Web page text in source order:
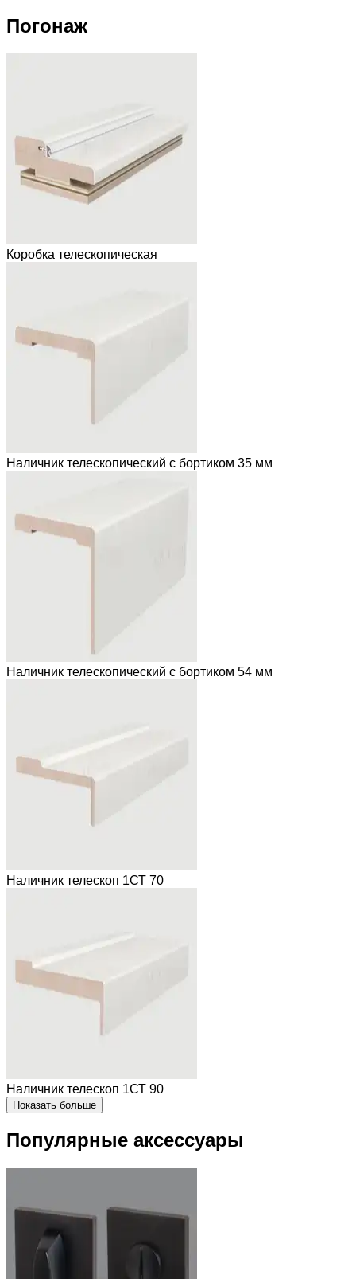
Погонаж
Коробка телескопическая
Наличник телескопический с бортиком 35 мм
Наличник телескопический с бортиком 54 мм
Наличник телескоп 1СТ 70
Наличник телескоп 1СТ 90
Показать больше
Популярные аксессуары